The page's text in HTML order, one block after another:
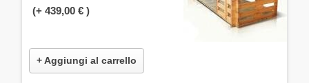
(+ 439,00 € )
+ Aggiungi al carrello